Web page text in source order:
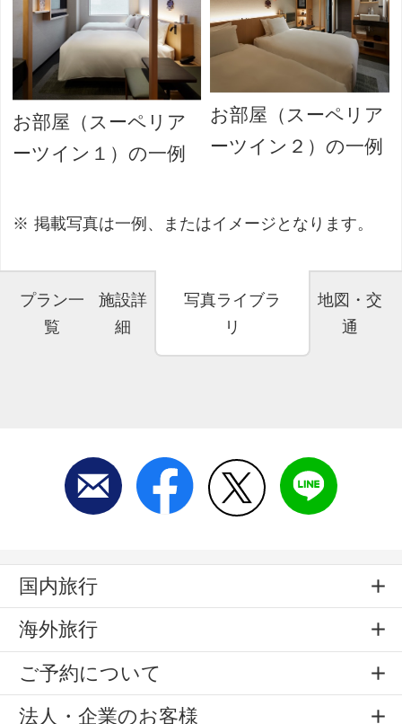
お部屋（スーペリア
ーツイン１）の一例
お部屋（スーペリア
ーツイン２）の一例
掲載写真は一例、またはイメージとなります。
プラン一
覧
施設詳
細
写真ライブラ
リ
地図・交
通
国内旅行
海外旅行
ご予約について
法人・企業のお客様